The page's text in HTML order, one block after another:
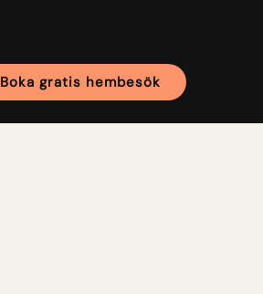
Boka gratis hembesök